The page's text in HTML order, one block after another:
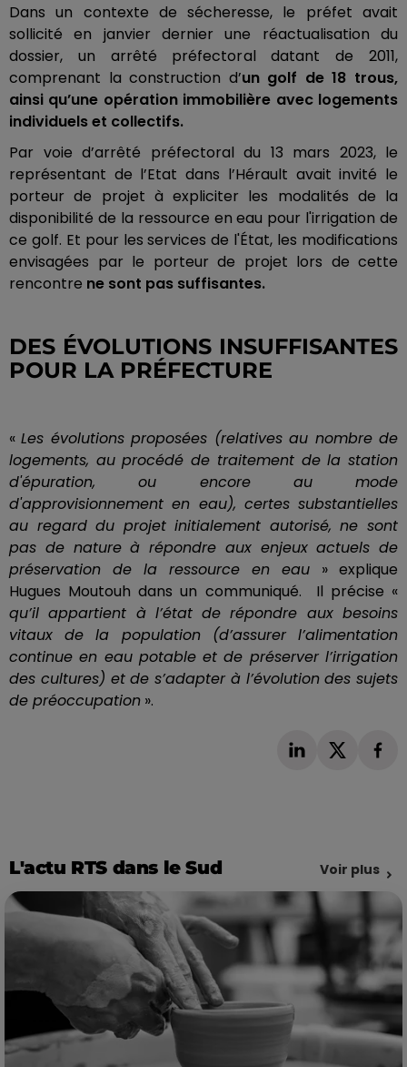
Dans un contexte de sécheresse, le préfet avait
sollicité en janvier dernier une réactualisation du
dossier, un arrêté préfectoral datant de 2011,
comprenant la construction d’un golf de 18 trous,
ainsi qu’une opération immobilière avec logements
individuels et collectifs.
Par voie d’arrêté préfectoral du 13 mars 2023, le
représentant de l’Etat dans l’Hérault avait invité le
porteur de projet à expliciter les modalités de la
disponibilité de la ressource en eau pour l'irrigation de
ce golf. Et pour les services de l'État, les modifications
envisagées par le porteur de projet lors de cette
rencontre ne sont pas suffisantes.
DES ÉVOLUTIONS INSUFFISANTES
POUR LA PRÉFECTURE
«Les évolutions proposées (relatives au nombre de
logements, au procédé de traitement de la station
d'épuration, ou encore au mode
d'approvisionnement en eau), certes substantielles
au regard du projet initialement autorisé, ne sont
pas de nature à répondre aux enjeux actuels de
préservation de la ressource en eau » explique
Hugues Moutouh dans un communiqué.
Il précise «
qu’il appartient à l’état de répondre aux besoins
vitaux de la population (d’assurer l’alimentation
continue en eau potable et de préserver l’irrigation
des cultures) et de s’adapter à l’évolution des sujets
de préoccupation ».
L'actu RTS dans le Sud Voir plus